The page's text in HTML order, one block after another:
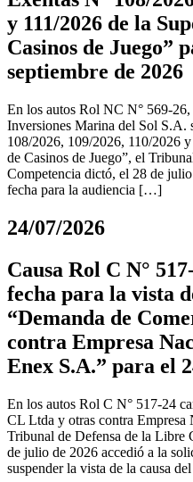
y 111/2026 de la
Casinos de Juego”
septiembre de 2026
En los autos Rol NC N° 569-26,
Inversiones Marina del Sol S.A.
108/2026, 109/2026, 110/2026
de Casinos de Juego”, el
Competencia dictó, el 28 de
fecha para la audiencia […]
24/07/2026
Causa Rol C N°
fecha para la vista
“Demanda de
contra Empresa
Enex S.A.” para el
En los autos Rol C N° 517-24
CL Ltda y otras contra
Tribunal de Defensa de la Libre
de julio de 2026 accedió a la
suspender la vista de la causa